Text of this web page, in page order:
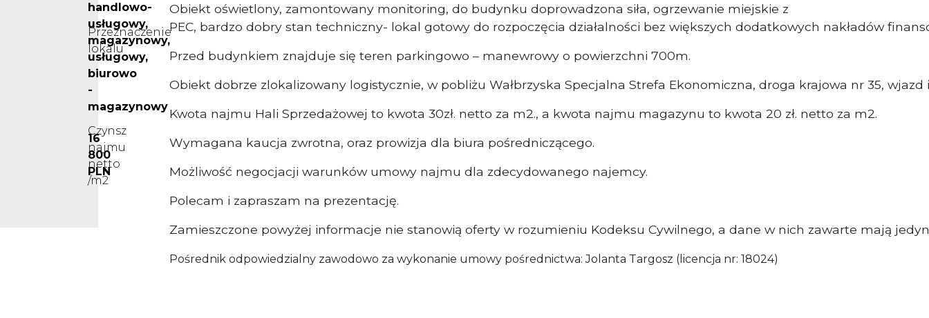
Przeznaczenie
lokalu
handlowo-
usługowy,
magazynowy,
usługowy,
biurowo
-
magazynowy
Czynsz
najmu
netto
/m2
16
800
PLN
Obiekt oświetlony, zamontowany monitoring, do budynku doprowadzona siła, ogrzewanie miejskie z
PEC, bardzo dobry stan techniczny- lokal gotowy do rozpoczęcia działalności bez większych dodatkowych nakładów
Przed budynkiem znajduje się teren parkingowo – manewrowy o powierzchni 700m.
Obiekt dobrze zlokalizowany logistycznie, w pobliżu Wałbrzyska Specjalna Strefa Ekonomiczna, droga krajowa nr 35, wjazd
Kwota najmu Hali Sprzedażowej to kwota 30zł. netto za m2., a kwota najmu magazynu to kwota 20 zł. netto za m2.
Wymagana kaucja zwrotna, oraz prowizja dla biura pośredniczącego.
Możliwość negocjacji warunków umowy najmu dla zdecydowanego najemcy.
Polecam i zapraszam na prezentację.
Zamieszczone powyżej informacje nie stanowią oferty w rozumieniu Kodeksu Cywilnego, a dane w nich zawarte mają
Pośrednik odpowiedzialny zawodowo za wykonanie umowy pośrednictwa: Jolanta Targosz (licencja nr: 18024)